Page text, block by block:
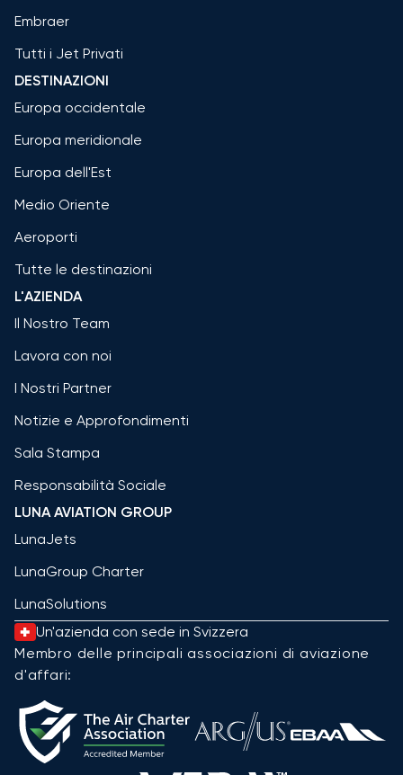
Embraer
Tutti i Jet Privati
DESTINAZIONI
Europa occidentale
Europa meridionale
Europa dell'Est
Medio Oriente
Aeroporti
Tutte le destinazioni
L'AZIENDA
Il Nostro Team
Lavora con noi
I Nostri Partner
Notizie e Approfondimenti
Sala Stampa
Responsabilità Sociale
LUNA AVIATION GROUP
LunaJets
LunaGroup Charter
LunaSolutions
Un'azienda con sede in Svizzera
Membro delle principali associazioni di aviazione
d'affari: